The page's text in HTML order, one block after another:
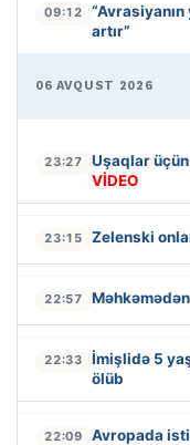
09:12
artır”
06 AVQUST 2026
23:27 Uşaqlar
VİDEO
23:15 Zelenski
22:57
22:33
İmişlidə 5
ölüb
22:09 Avropada